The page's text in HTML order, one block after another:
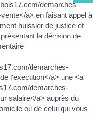
demarches-
a> en faisant appel à
huissier de justice et
la décision de
demarches-
l'exécution</a> une <a
demarches-
salaire</a> auprès du
ou de celui qui vous